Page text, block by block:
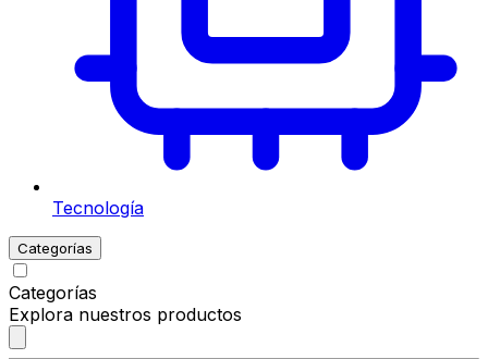
Tecnología
Categorías
Categorías
Explora nuestros productos